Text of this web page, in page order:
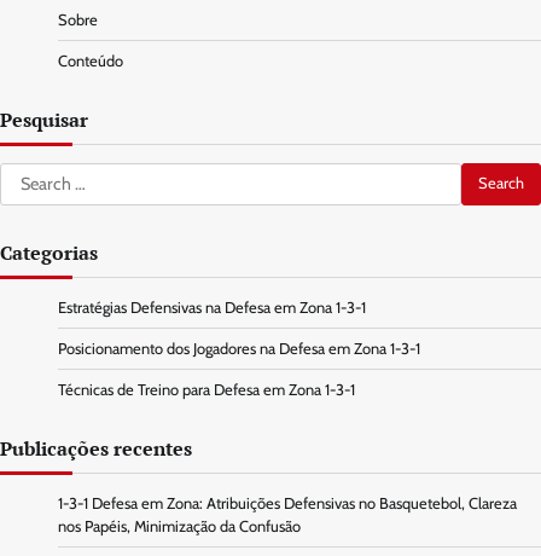
Sobre
Conteúdo
Pesquisar
Search
for:
Categorias
Estratégias Defensivas na Defesa em Zona 1-3-1
Posicionamento dos Jogadores na Defesa em Zona 1-3-1
Técnicas de Treino para Defesa em Zona 1-3-1
Publicações recentes
1-3-1 Defesa em Zona: Atribuições Defensivas no Basquetebol, Clareza
nos Papéis, Minimização da Confusão